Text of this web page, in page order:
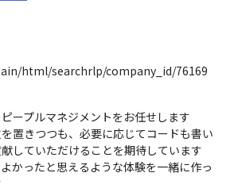
html/searchrlp/company_id/76169
ープルマネジメントをお任せします
置きつつも、必要に応じてコードも書い
していただけることを期待しています
かったと思えるような体験を一緒に作っ